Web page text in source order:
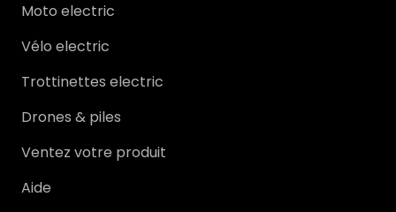
Moto electric
Vélo electric
Trottinettes electric
Drones & piles
Ventez votre produit
Aide